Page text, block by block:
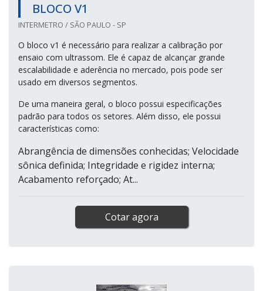
BLOCO V1
INTERMETRO / SÃO PAULO - SP
O bloco v1 é necessário para realizar a calibração por
ensaio com ultrassom. Ele é capaz de alcançar grande
escalabilidade e aderência no mercado, pois pode ser
usado em diversos segmentos.
De uma maneira geral, o bloco possui especificações
padrão para todos os setores. Além disso, ele possui
características como:
Abrangência de dimensões conhecidas; Velocidade
sônica definida; Integridade e rigidez interna;
Acabamento reforçado; At...
Cotar agora